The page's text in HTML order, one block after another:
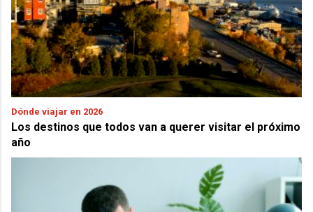
Dónde viajar en 2026
Los destinos que todos van a querer visitar el próximo
año